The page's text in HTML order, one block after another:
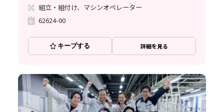
組立・組付け、マシンオペレーター
62624-00
キープする 詳細を見る